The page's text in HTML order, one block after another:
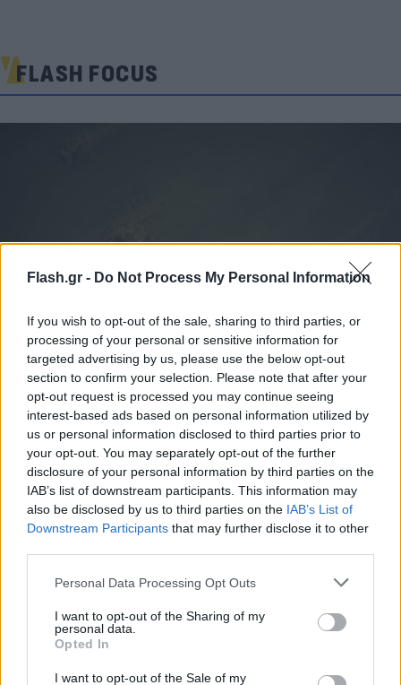
Flash.gr - Do Not Process My Personal Information
If you wish to opt-out of the sale, sharing to third parties, or
processing of your personal or sensitive information for
targeted advertising by us, please use the below opt-out
section to confirm your selection. Please note that after your
opt-out request is processed you may continue seeing
interest-based ads based on personal information utilized by
us or personal information disclosed to third parties prior to
your opt-out. You may separately opt-out of the further
disclosure of your personal information by third parties on the
IAB’s list of downstream participants. This information may
also be disclosed by us to third parties on the IAB’s List of
Downstream Participants that may further disclose it to other
Please note that this website/app uses one or more Google
not limited to your visit or usage behaviour. You may click to
grant or deny consent to Google and its third-party tags to
use your data for below specified purposes in below Google
consent section.
Personal Data Processing Opt Outs
I want to opt-out of the Sharing of my
personal data.
Opted In
I want to opt-out of the Sale of my
FLASH FOCUS
Η χαμηλή στάθμη του Δούναβη στη
Μεγάλου Κωνσταντίνου